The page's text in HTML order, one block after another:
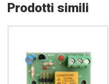
Prodotti simili